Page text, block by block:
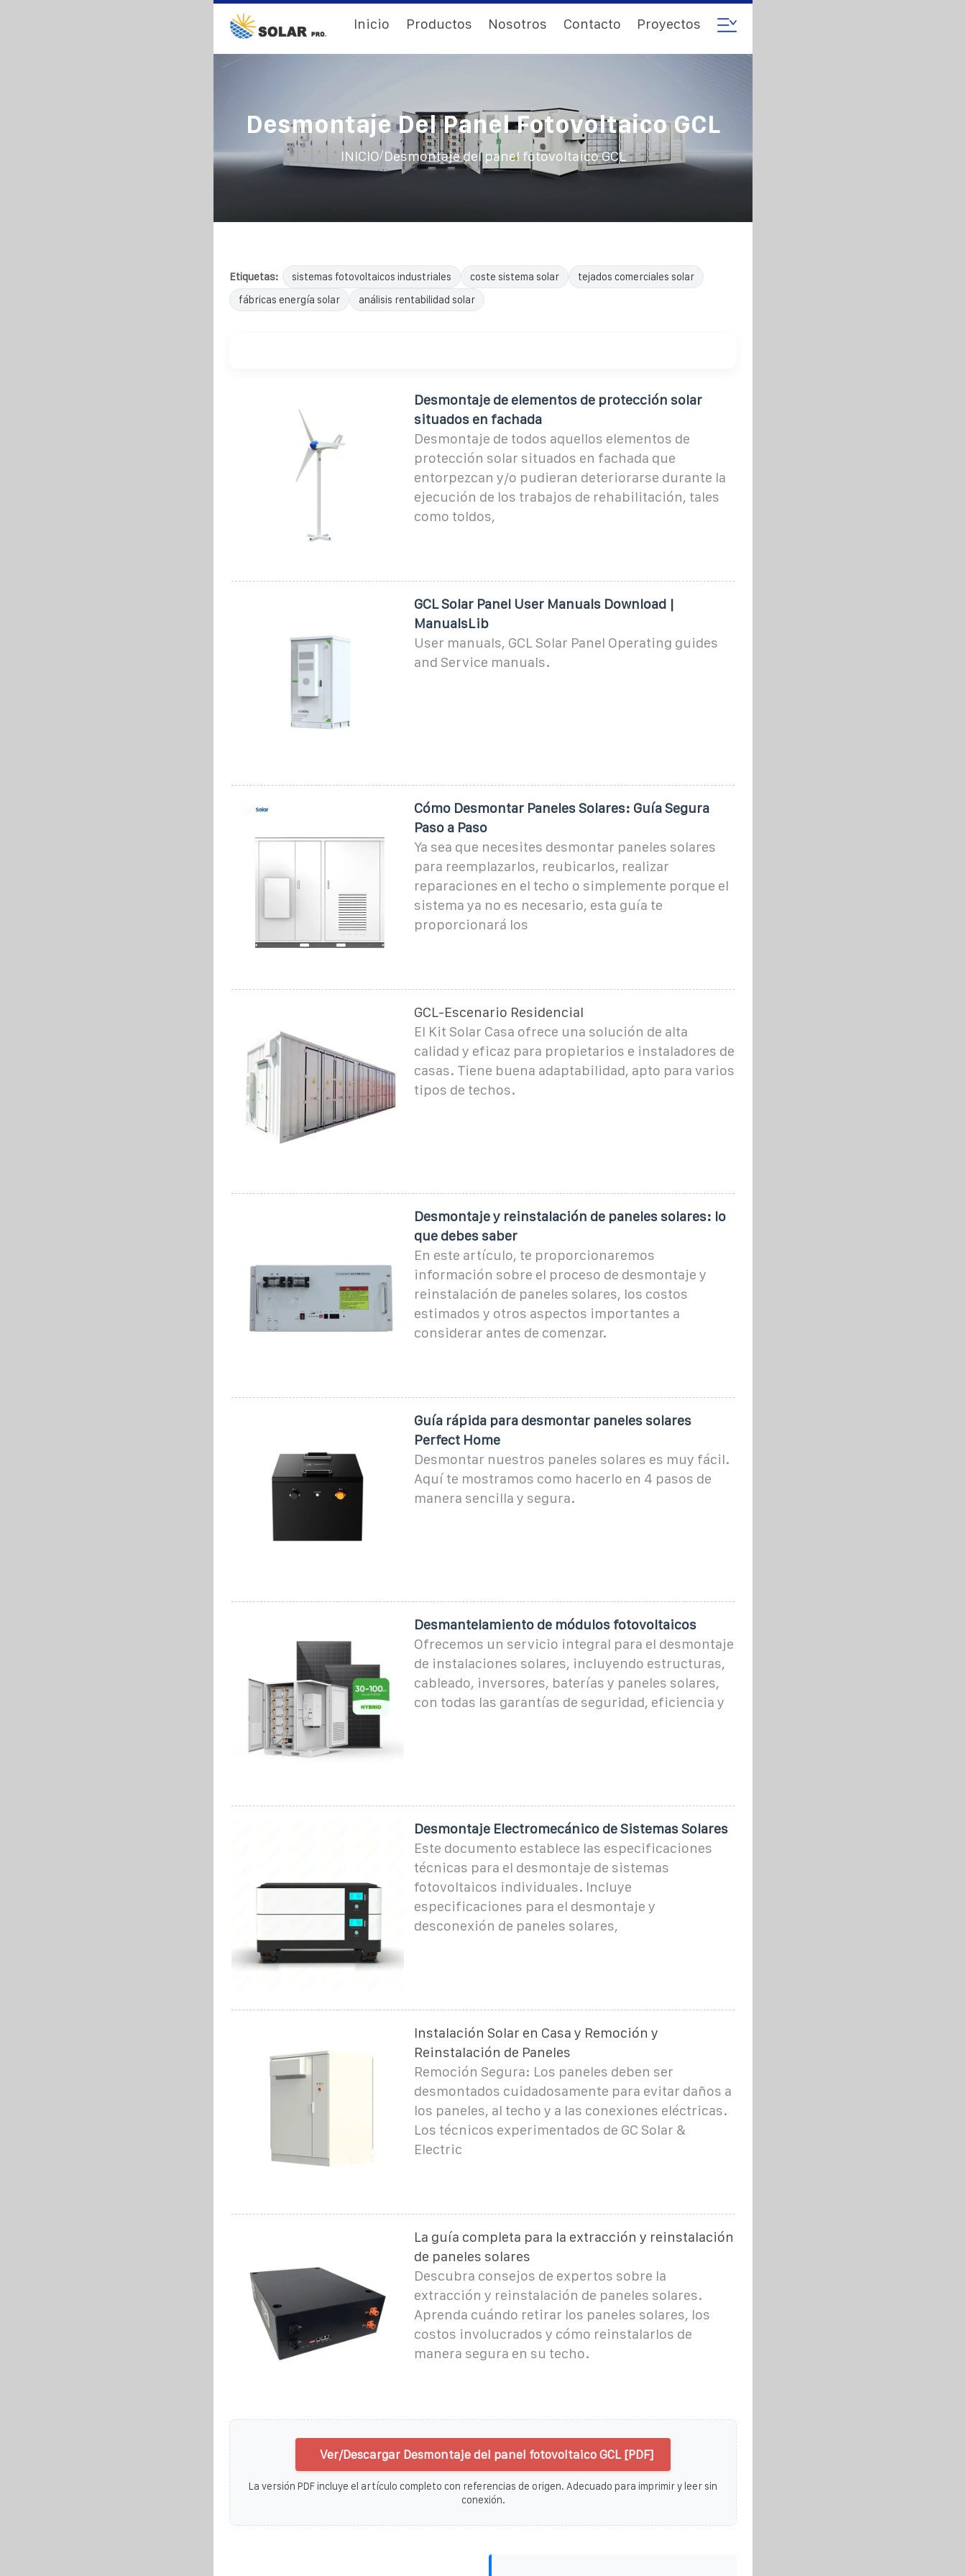
Inicio Productos Nosotros Contacto Proyectos
Desmontaje Del Panel Fotovoltaico GCL
INICIO/Desmontaje del panel fotovoltaico GCL
Etiquetas: sistemas fotovoltaicos industriales coste sistema solar
tejados comerciales solar
fábricas energía solar
análisis rentabilidad solar
Desmontaje de elementos de protección solar
situados en fachada
Desmontaje de todos aquellos elementos de
protección solar situados en fachada que
entorpezcan y/o pudieran deteriorarse durante la
ejecución de los trabajos de rehabilitación, tales
como toldos,
GCL Solar Panel User Manuals Download |
ManualsLib
User manuals, GCL Solar Panel Operating guides
and Service manuals.
Cómo Desmontar Paneles Solares: Guía Segura
Paso a Paso
Ya sea que necesites desmontar paneles solares
para reemplazarlos, reubicarlos, realizar
reparaciones en el techo o simplemente porque el
sistema ya no es necesario, esta guía te
proporcionará los
GCL-Escenario Residencial
El Kit Solar Casa ofrece una solución de alta
calidad y eficaz para propietarios e instaladores de
casas. Tiene buena adaptabilidad, apto para varios
tipos de techos.
Desmontaje y reinstalación de paneles solares: lo
que debes saber
En este artículo, te proporcionaremos
información sobre el proceso de desmontaje y
reinstalación de paneles solares, los costos
estimados y otros aspectos importantes a
considerar antes de comenzar.
Guía rápida para desmontar paneles solares
Perfect Home
Desmontar nuestros paneles solares es muy fácil.
Aquí te mostramos como hacerlo en 4 pasos de
manera sencilla y segura.
Desmantelamiento de módulos fotovoltaicos
Ofrecemos un servicio integral para el desmontaje
de instalaciones solares, incluyendo estructuras,
cableado, inversores, baterías y paneles solares,
con todas las garantías de seguridad, eficiencia y
Desmontaje Electromecánico de Sistemas Solares
Este documento establece las especificaciones
técnicas para el desmontaje de sistemas
fotovoltaicos individuales. Incluye
especificaciones para el desmontaje y
desconexión de paneles solares,
Instalación Solar en Casa y Remoción y
Reinstalación de Paneles
Remoción Segura: Los paneles deben ser
desmontados cuidadosamente para evitar daños a
los paneles, al techo y a las conexiones eléctricas.
Los técnicos experimentados de GC Solar &
Electric
La guía completa para la extracción y reinstalación
de paneles solares
Descubra consejos de expertos sobre la
extracción y reinstalación de paneles solares.
Aprenda cuándo retirar los paneles solares, los
costos involucrados y cómo reinstalarlos de
manera segura en su techo.
Ver/Descargar Desmontaje del panel fotovoltaico GCL [PDF]
La versión PDF incluye el artículo completo con referencias de origen. Adecuado para imprimir y leer sin
conexión.